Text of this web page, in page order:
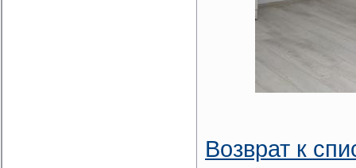
Возврат к